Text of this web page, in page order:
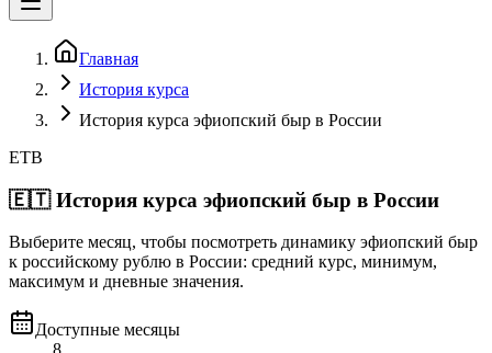
Главная
История курса
История курса эфиопский быр в России
ETB
🇪🇹 История курса эфиопский быр в России
Выберите месяц, чтобы посмотреть динамику эфиопский быр
к российскому рублю в России: средний курс, минимум,
максимум и дневные значения.
Доступные месяцы